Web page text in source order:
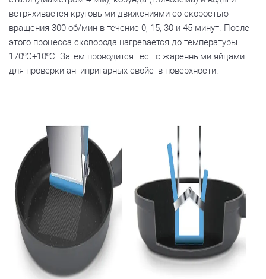
встряхивается круговыми движениями со скоростью
вращения 300 об/мин в течение 0, 15, 30 и 45 минут. После
этого процесса сковорода нагревается до температуры
170ºC+10ºC. Затем проводится тест с жаренными яйцами
для проверки антипригарных свойств поверхности.